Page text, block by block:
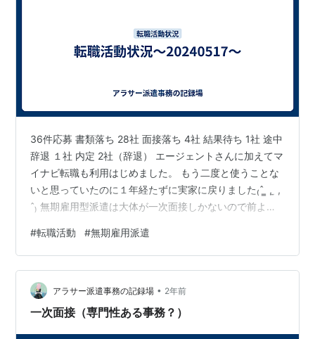
36件応募 書類落ち 28社 面接落ち 4社 結果待ち 1社 途中
辞退 １社 内定 2社（辞退） エージェントさんに加えてマ
イナビ転職も利用はじめました。 もう二度と使うことな
いと思っていたのに１年経たずに実家に戻りました₍ˆ ̳ , ̫ ,
̳ˆ₎ 無期雇用型派遣は大体が一次面接しかないので前より
るように頑張ります^. .^ ੭
#転職活動 #無期雇用派遣
アラサー派遣事務の記録場 • 2年前
一次面接（専門性ある事務？）